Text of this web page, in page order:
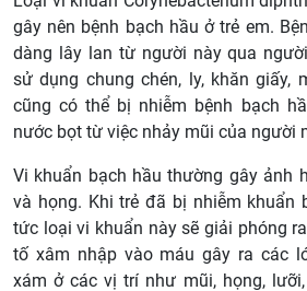
gây nên bệnh bạch hầu ở trẻ em.
dàng lây lan từ người này qua
sử dụng chung chén, ly, khăn giấy,
cũng có thể bị nhiễm bệnh bạch
nước bọt từ việc nhảy mũi của người
Vi khuẩn bạch hầu thường gây ảnh
và họng. Khi trẻ đã bị nhiễm khuẩn
tức loại vi khuẩn này sẽ giải phóng
tố xâm nhập vào máu gây ra các
xám ở các vị trí như mũi, họng,